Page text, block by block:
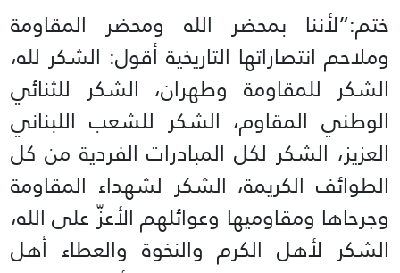
ختم:”لأننا بمحضر الله ومحضر المقاومة
وملاحم انتصاراتها التاريخية أقول: الشكر لله،
الشكر للمقاومة وطهران، الشكر للثنائي
الوطني المقاوم، الشكر للشعب اللبناني
العزيز، الشكر لكل المبادرات الفردية من كل
الطوائف الكريمة، الشكر لشهداء المقاومة
وجرحاها ومقاوميها وعوائلهم الأعزّ على الله،
الشكر لأهل الكرم والنخوة والعطاء أهل